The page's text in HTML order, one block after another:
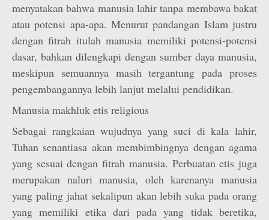
menyatakan bahwa manusia lahir tanpa membawa bakat
atau potensi apa-apa. Menurut pandangan Islam justru
dengan fitrah itulah manusia memiliki potensi-potensi
dasar, bahkan dilengkapi dengan sumber daya manusia,
meskipun semuannya masih tergantung pada proses
pengembangannya lebih lanjut melalui pendidikan.
Manusia makhluk etis religious
Sebagai rangkaian wujudnya yang suci di kala lahir,
Tuhan senantiasa akan membimbingnya dengan agama
yang sesuai dengan fitrah manusia. Perbuatan etis juga
merupakan naluri manusia, oleh karenanya manusia
yang paling jahat sekalipun akan lebih suka pada orang
yang memiliki etika dari pada yang tidak beretika,